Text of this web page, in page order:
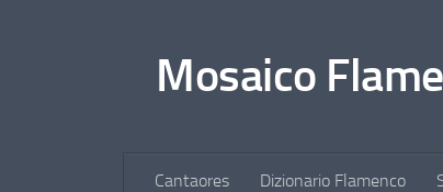
Mosaico
Cantaores Dizionario Flamenco